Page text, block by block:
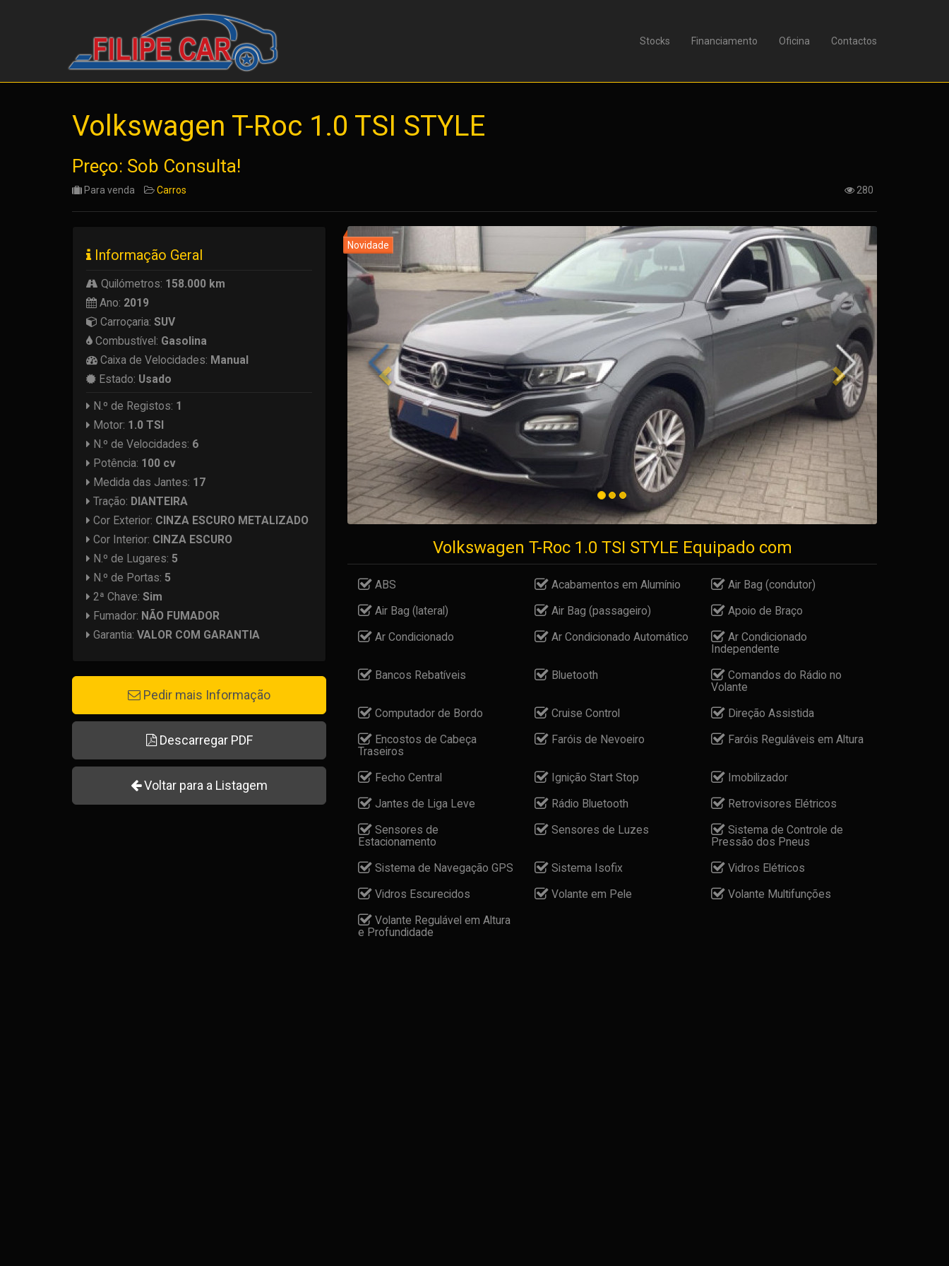
Stocks Financiamento Oficina Contactos
Volkswagen T-Roc 1.0 TSI STYLE
Preço: Sob Consulta!
Para venda Carros 280
Volkswagen T-Roc 1.0 TSI STYLE Equipado com
ABS Acabamentos em Alumínio
Air Bag (condutor)
Air Bag (lateral)
Air Bag (passageiro)
Apoio de Braço
Ar Condicionado
Ar Condicionado Automático
Ar Condicionado
Independente
Bancos Rebatíveis
Bluetooth
Comandos do Rádio no
Volante
Computador de Bordo
Cruise Control
Direção Assistida
Encostos de Cabeça
Traseiros
Faróis de Nevoeiro Faróis Reguláveis em Altura
Fecho Central Ignição Start Stop
Imobilizador
Jantes de Liga Leve
Rádio Bluetooth
Retrovisores Elétricos
Sensores de
Estacionamento
Sensores de Luzes
Sistema de Controle de
Pressão dos Pneus
Sistema de Navegação GPS
Sistema Isofix
Vidros Elétricos
Vidros Escurecidos
Volante em Pele
Volante Multifunções
Volante Regulável em Altura
e Profundidade
Informação Geral
Quilómetros: 158.000 km
Ano: 2019
Carroçaria: SUV
Combustível: Gasolina
Caixa de Velocidades: Manual
Estado: Usado
N.º de Registos: 1
Motor: 1.0 TSI
N.º de Velocidades: 6
Potência: 100 cv
Medida das Jantes: 17
Tração: DIANTEIRA
Cor Exterior: CINZA ESCURO METALIZADO
Cor Interior: CINZA ESCURO
N.º de Lugares: 5
N.º de Portas: 5
2ª Chave: Sim
Fumador: NÃO FUMADOR
Garantia: VALOR COM GARANTIA
Pedir mais Informação
Descarregar PDF
Voltar para a Listagem